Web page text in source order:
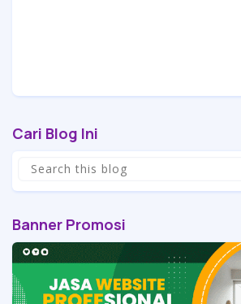
Cari Blog Ini
Banner Promosi